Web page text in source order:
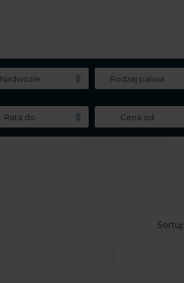
Nadwozie Rodzaj paliwa
Rata do Cena od
Sortuj: